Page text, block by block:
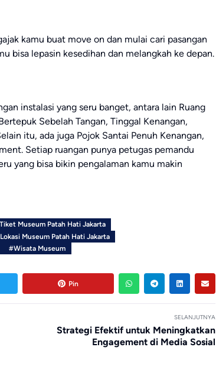
kamu buat move on dan mulai cari pasangan
bisa lepasin kesedihan dan melangkah ke depan.
instalasi yang seru banget, antara lain Ruang
Sebelah Tangan, Tinggal Kenangan,
itu, ada juga Pojok Santai Penuh Kenangan,
Setiap ruangan punya petugas pemandu
yang bisa bikin pengalaman kamu makin
Museum Patah Hati Jakarta
Museum Patah Hati Jakarta
#Wisata Museum
Pin
SELANJUTNYA
Strategi Efektif untuk Meningkatkan
Engagement di Media Sosial